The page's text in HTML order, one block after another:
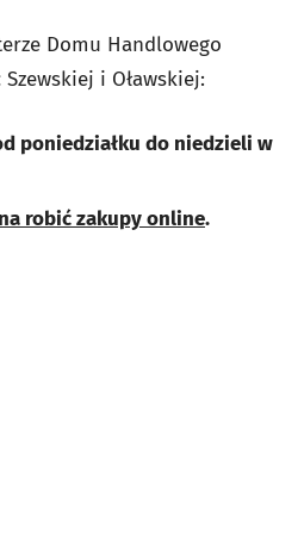
Domu Handlowego
i Oławskiej:
poniedziałku do niedzieli w
robić zakupy online.